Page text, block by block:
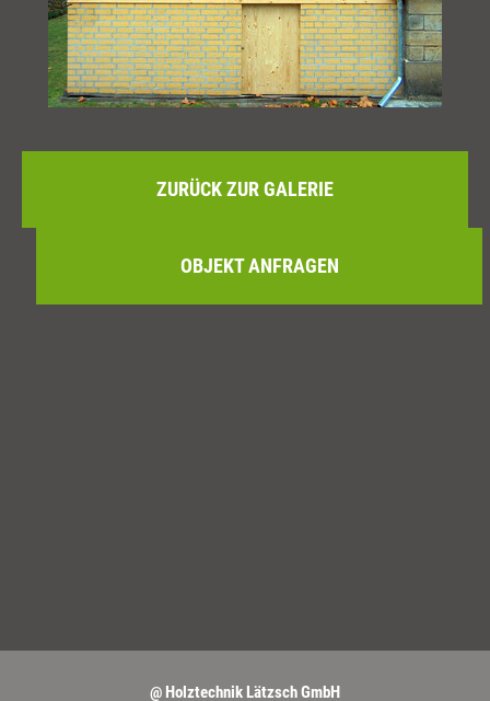
ZURÜCK ZUR GALERIE
OBJEKT ANFRAGEN
@ Holztechnik Lätzsch GmbH